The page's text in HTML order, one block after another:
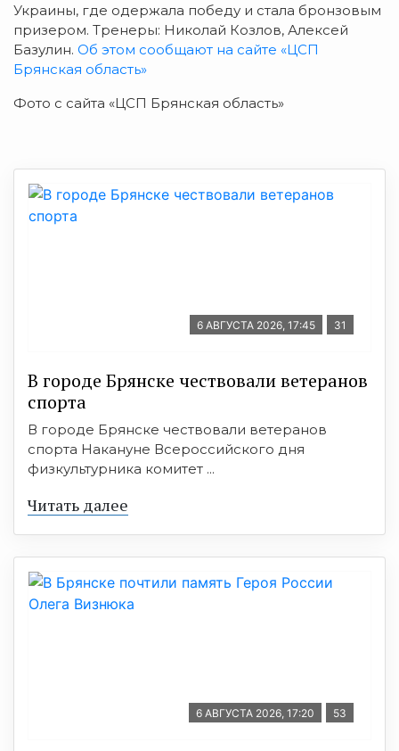
Украины, где одержала победу и стала бронзовым
призером. Тренеры: Николай Козлов, Алексей
Базулин. Об этом сообщают на сайте «ЦСП
Брянская область»
Фото с сайта «ЦСП Брянская область»
6 АВГУСТА 2026, 17:45 31
В городе Брянске чествовали ветеранов
спорта
В городе Брянске чествовали ветеранов
спорта Накануне Всероссийского дня
физкультурника комитет ...
Читать далее
6 АВГУСТА 2026, 17:20 53